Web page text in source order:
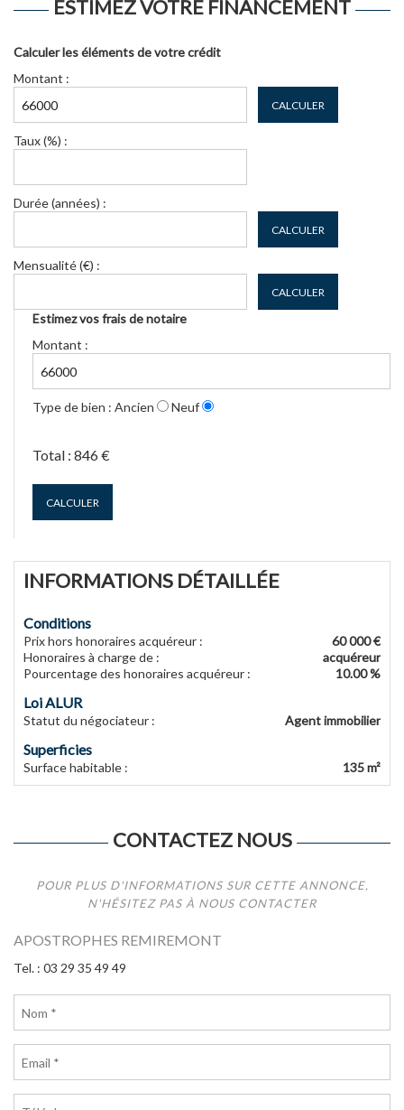
ESTIMEZ VOTRE FINANCEMENT
Calculer les éléments de votre crédit
Montant :
CALCULER
Taux (%) :
Durée (années) :
CALCULER
Mensualité (€) :
CALCULER
Estimez vos frais de notaire
Montant :
Type de bien : Ancien Neuf
Total : 846 €
CALCULER
INFORMATIONS DÉTAILLÉE
Conditions
Prix hors honoraires acquéreur :
60 000 €
Honoraires à charge de :
acquéreur
Pourcentage des honoraires acquéreur : 10.00 %
Loi ALUR
Statut du négociateur : Agent immobilier
Superficies
Surface habitable : 135 m²
CONTACTEZ NOUS
POUR PLUS D'INFORMATIONS SUR CETTE ANNONCE,
N'HÉSITEZ PAS À NOUS CONTACTER
APOSTROPHES REMIREMONT
Tel. : 03 29 35 49 49